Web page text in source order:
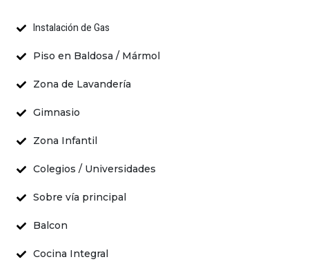
Instalación de Gas
Piso en Baldosa / Mármol
Zona de Lavandería
Gimnasio
Zona Infantil
Colegios / Universidades
Sobre vía principal
Balcon
Cocina Integral